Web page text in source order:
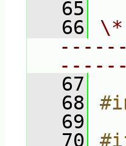
   65
   66
   67
   68
   69
   70